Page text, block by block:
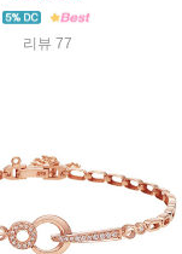
리뷰 77